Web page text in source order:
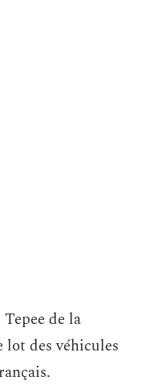
de la
lot des véhicules